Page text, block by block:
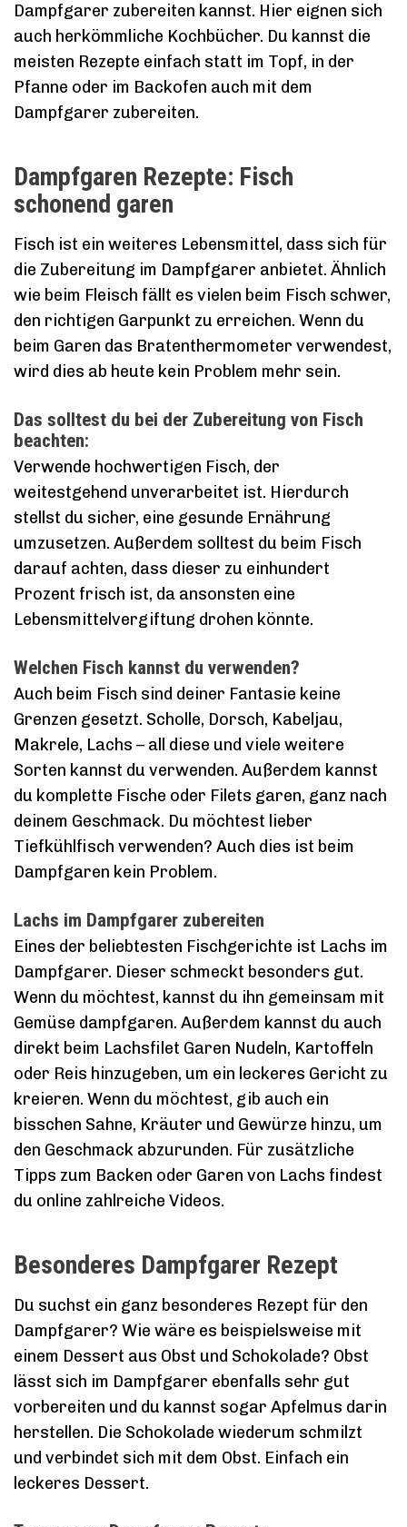
Dampfgarer zubereiten kannst. Hier eignen sich
auch herkömmliche Kochbücher. Du kannst die
meisten Rezepte einfach statt im Topf, in der
Pfanne oder im Backofen auch mit dem
Dampfgarer zubereiten.
Dampfgaren Rezepte: Fisch
schonend garen
Fisch ist ein weiteres Lebensmittel, dass sich für
die Zubereitung im Dampfgarer anbietet. Ähnlich
wie beim Fleisch fällt es vielen beim Fisch schwer,
den richtigen Garpunkt zu erreichen. Wenn du
beim Garen das Bratenthermometer verwendest,
wird dies ab heute kein Problem mehr sein.
Das solltest du bei der Zubereitung von Fisch
beachten:
Verwende hochwertigen Fisch, der
weitestgehend unverarbeitet ist. Hierdurch
stellst du sicher, eine gesunde Ernährung
umzusetzen. Außerdem solltest du beim Fisch
darauf achten, dass dieser zu einhundert
Prozent frisch ist, da ansonsten eine
Lebensmittelvergiftung drohen könnte.
Welchen Fisch kannst du verwenden?
Auch beim Fisch sind deiner Fantasie keine
Grenzen gesetzt. Scholle, Dorsch, Kabeljau,
Makrele, Lachs – all diese und viele weitere
Sorten kannst du verwenden. Außerdem kannst
du komplette Fische oder Filets garen, ganz nach
deinem Geschmack. Du möchtest lieber
Tiefkühlfisch verwenden? Auch dies ist beim
Dampfgaren kein Problem.
Lachs im Dampfgarer zubereiten
Eines der beliebtesten Fischgerichte ist Lachs im
Dampfgarer. Dieser schmeckt besonders gut.
Wenn du möchtest, kannst du ihn gemeinsam mit
Gemüse dampfgaren. Außerdem kannst du auch
direkt beim Lachsfilet Garen Nudeln, Kartoffeln
oder Reis hinzugeben, um ein leckeres Gericht zu
kreieren. Wenn du möchtest, gib auch ein
bisschen Sahne, Kräuter und Gewürze hinzu, um
den Geschmack abzurunden. Für zusätzliche
Tipps zum Backen oder Garen von Lachs findest
du online zahlreiche Videos.
Besonderes Dampfgarer Rezept
Du suchst ein ganz besonderes Rezept für den
Dampfgarer? Wie wäre es beispielsweise mit
einem Dessert aus Obst und Schokolade? Obst
lässt sich im Dampfgarer ebenfalls sehr gut
vorbereiten und du kannst sogar Apfelmus darin
herstellen. Die Schokolade wiederum schmilzt
und verbindet sich mit dem Obst. Einfach ein
leckeres Dessert.